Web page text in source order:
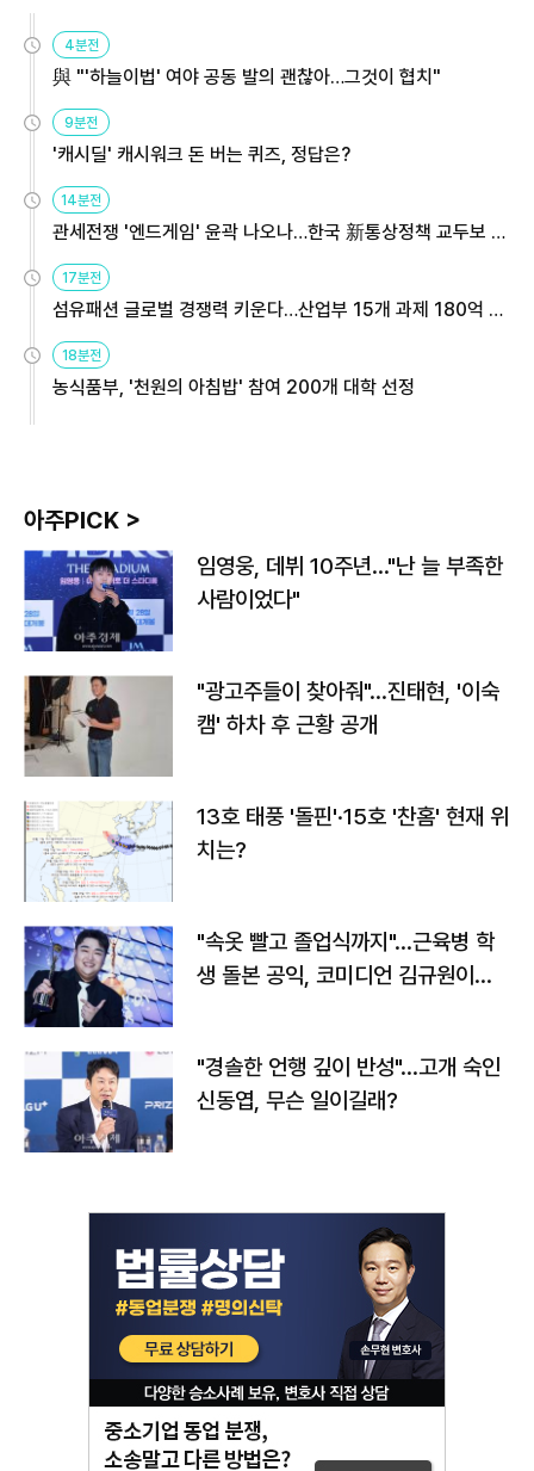
4분전
與 "'하늘이법' 여야 공동 발의 괜찮아…그것이 협치"
9분전
'캐시딜' 캐시워크 돈 버는 퀴즈, 정답은?
14분전
관세전쟁 '엔드게임' 윤곽 나오나…한국 新통상정책 교두보 활
용해야
17분전
섬유패션 글로벌 경쟁력 키운다…산업부 15개 과제 180억 지
원
18분전
농식품부, '천원의 아침밥' 참여 200개 대학 선정
아주PICK >
임영웅, 데뷔 10주년…"난 늘 부족한
사람이었다"
"광고주들이 찾아줘"…진태현, '이숙
캠' 하차 후 근황 공개
13호 태풍 '돌핀'·15호 '찬홈' 현재 위
치는?
"속옷 빨고 졸업식까지"…근육병 학
생 돌본 공익, 코미디언 김규원이었
"경솔한 언행 깊이 반성"…고개 숙인
신동엽, 무슨 일이길래?